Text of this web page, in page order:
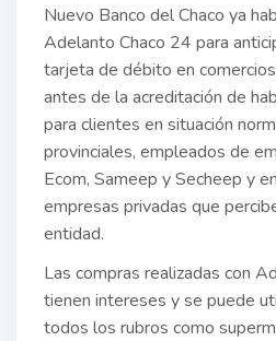
Nuevo Banco del Chaco ya
Adelanto Chaco 24 para
tarjeta de débito en
antes de la acreditación de
para clientes en situación
provinciales, empleados de
Ecom, Sameep y Secheep y
empresas privadas que
entidad.
Las compras realizadas con
tienen intereses y se puede
todos los rubros como